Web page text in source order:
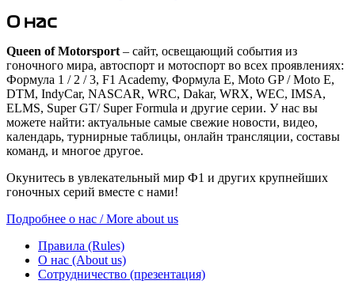
О нас
Queen of Motorsport– сайт, освещающий события из
гоночного мира, автоспорт и мотоспорт во всех проявлениях:
Формула 1 / 2 / 3, F1 Academy, Формула Е, Moto GP / Moto E,
DTM, IndyCar, NASCAR, WRC, Dakar, WRX, WEC, IMSA,
ELMS, Super GT/ Super Formula и другие серии. У нас вы
можете найти: актуальные самые свежие новости, видео,
календарь, турнирные таблицы, онлайн трансляции, составы
команд, и многое другое.
Окунитесь в увлекательный мир Ф1 и других крупнейших
гоночных серий вместе с нами!
Подробнее о нас / More about us
Правила (Rules)
О нас (About us)
Сотрудничество (презентация)